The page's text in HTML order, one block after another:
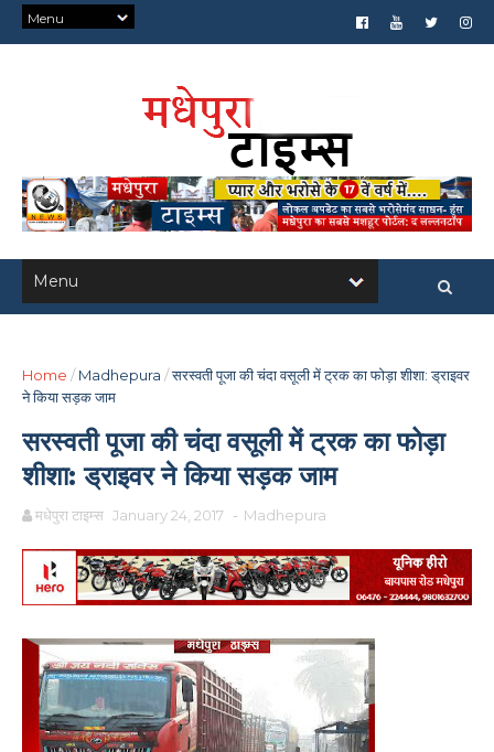
Home / Madhepura /सरस्वती पूजा की चंदा वसूली में ट्रक का फोड़ा शीशा: ड्राइवर
ने किया सड़क जाम
सरस्वती पूजा की चंदा वसूली में ट्रक का फोड़ा
शीशा: ड्राइवर ने किया सड़क जाम
मधेपुरा टाइम्स January 24, 2017 - Madhepura